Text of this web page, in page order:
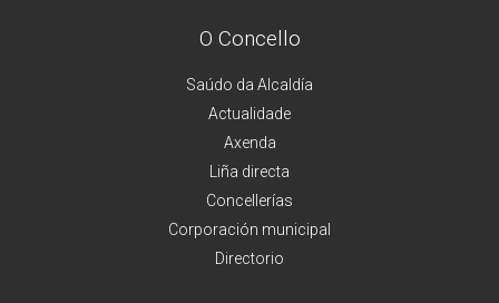
O Concello
Saúdo da Alcaldía
Actualidade
Axenda
Liña directa
Concellerías
Corporación municipal
Directorio